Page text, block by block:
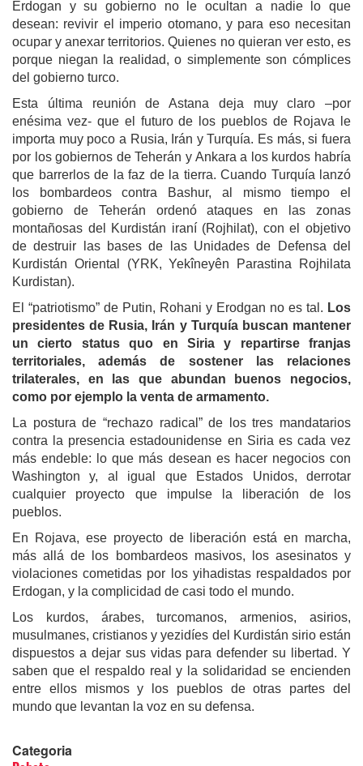
Erdogan y su gobierno no le ocultan a nadie lo que
desean: revivir el imperio otomano, y para eso necesitan
ocupar y anexar territorios. Quienes no quieran ver esto, es
porque niegan la realidad, o simplemente son cómplices
del gobierno turco.
Esta última reunión de Astana deja muy claro –por
enésima vez- que el futuro de los pueblos de Rojava le
importa muy poco a Rusia, Irán y Turquía. Es más, si fuera
por los gobiernos de Teherán y Ankara a los kurdos habría
que barrerlos de la faz de la tierra. Cuando Turquía lanzó
los bombardeos contra Bashur, al mismo tiempo el
gobierno de Teherán ordenó ataques en las zonas
montañosas del Kurdistán iraní (Rojhilat), con el objetivo
de destruir las bases de las Unidades de Defensa del
Kurdistán Oriental (YRK, Yekîneyên Parastina Rojhilata
Kurdistan).
El “patriotismo” de Putin, Rohani y Erodgan no es tal. Los
presidentes de Rusia, Irán y Turquía buscan mantener
un cierto status quo en Siria y repartirse franjas
territoriales, además de sostener las relaciones
trilaterales, en las que abundan buenos negocios,
como por ejemplo la venta de armamento.
La postura de “rechazo radical” de los tres mandatarios
contra la presencia estadounidense en Siria es cada vez
más endeble: lo que más desean es hacer negocios con
Washington y, al igual que Estados Unidos, derrotar
cualquier proyecto que impulse la liberación de los
pueblos.
En Rojava, ese proyecto de liberación está en marcha,
más allá de los bombardeos masivos, los asesinatos y
violaciones cometidas por los yihadistas respaldados por
Erdogan, y la complicidad de casi todo el mundo.
Los kurdos, árabes, turcomanos, armenios, asirios,
musulmanes, cristianos y yezidíes del Kurdistán sirio están
dispuestos a dejar sus vidas para defender su libertad. Y
saben que el respaldo real y la solidaridad se encienden
entre ellos mismos y los pueblos de otras partes del
mundo que levantan la voz en su defensa.
Categoria